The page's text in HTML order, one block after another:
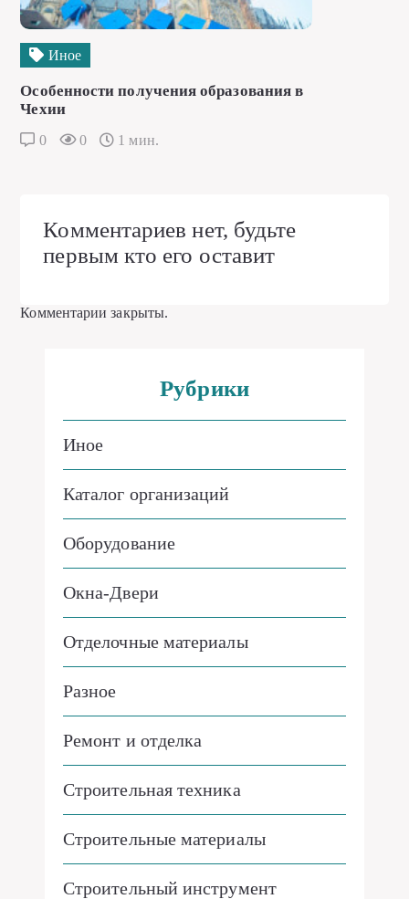
Иное
Особенности получения образования в
Чехии
0 0 1 мин.
Комментариев нет, будьте
первым кто его оставит
Комментарии закрыты.
Рубрики
Иное
Каталог организаций
Оборудование
Окна-Двери
Отделочные материалы
Разное
Ремонт и отделка
Строительная техника
Строительные материалы
Строительный инструмент